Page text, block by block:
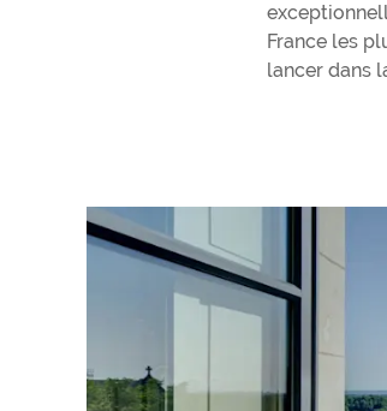
France les
lancer dans